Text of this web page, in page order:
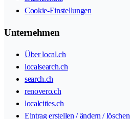
Cookie-Einstellungen
Unternehmen
Über local.ch
localsearch.ch
search.ch
renovero.ch
localcities.ch
Eintrag erstellen / ändern / löschen